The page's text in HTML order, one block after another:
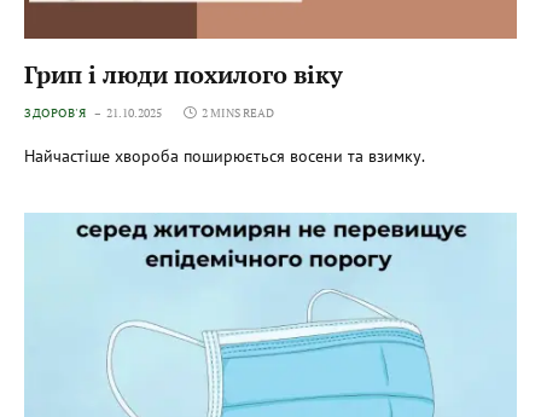
Грип і люди похилого віку
ЗДОРОВ'Я 21.10.2025 2 MINS READ
Найчастіше хвороба поширюється восени та взимку.